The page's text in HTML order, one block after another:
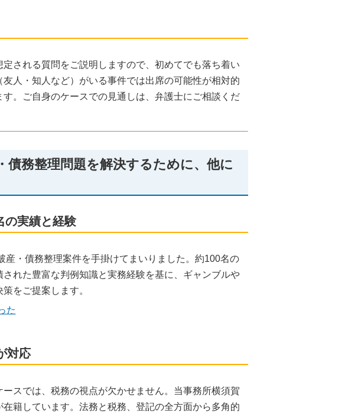
される質問をご説明しますので、初めてでも落ち着い
人・知人など）がいる事件では出席の可能性が相対的
。ご自身のケースでの見通しは、弁護士にご相談くだ
債務整理問題を解決するために、他に
の実績と経験
・債務整理案件を手掛けてまいりました。約100名の
れた豊富な判例知識と実務経験を基に、ギャンブルや
をご提案します。
た
対応
スでは、税務の視点が欠かせません。当事務所横須賀
籍しています。法務と税務、登記の全方面から多角的